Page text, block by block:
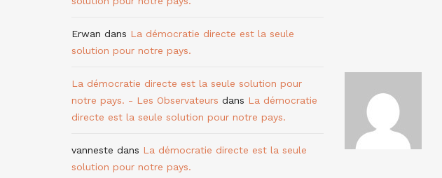
Erwan dans La démocratie directe est la seule
solution pour notre pays.
La démocratie directe est la seule solution pour
notre pays. - Les Observateurs dans La démocratie
directe est la seule solution pour notre pays.
vanneste dans La démocratie directe est la seule
solution pour notre pays.